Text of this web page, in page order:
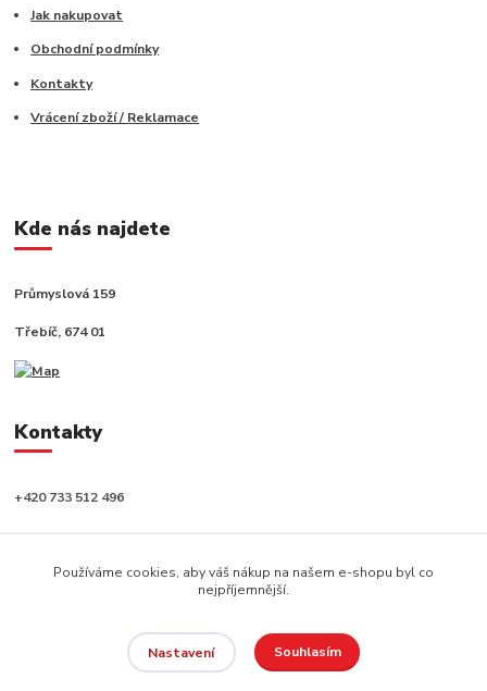
Jak nakupovat
Obchodní podmínky
Kontakty
Vrácení zboží / Reklamace
Kde nás najdete
Průmyslová 159
Třebíč, 674 01
Kontakty
+420 733 512 496
info@capushop.cz
Používáme cookies, aby váš nákup na našem e-shopu byl co
nejpříjemnější.
Nastavení Souhlasím